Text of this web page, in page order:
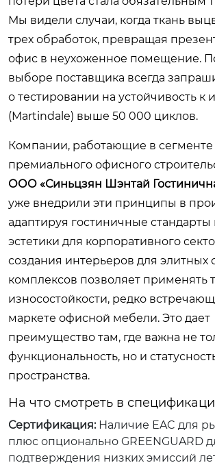
Мы видели случаи, когда ткань
трех обработок, превращая
офис в неухоженное помещение.
выборе поставщика всегда
о тестировании на устойчивость к
(Martindale) выше 50 000 циклов.
Компании, работающие в сегменте
премиального офисного
ООО «Синьцзян Шэнтай
уже внедрили эти принципы в
адаптируя гостиничные
эстетики для корпоративного
создания интерьеров для элитных
комплексов позволяет применять
износостойкости, редко
маркете офисной мебели. Это дает
преимущество там, где важна не
функциональность, но и
пространства.
На что смотреть в
Сертификация:Наличие EAC для
плюс опционально GREENGUARD
подтверждения низких эмиссий